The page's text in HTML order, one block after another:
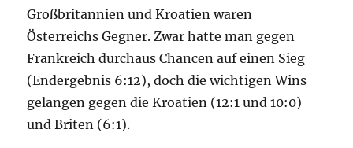
Großbritannien und Kroatien waren
Österreichs Gegner. Zwar hatte man gegen
Frankreich durchaus Chancen auf einen Sieg
(Endergebnis 6:12), doch die wichtigen Wins
gelangen gegen die Kroatien (12:1 und 10:0)
und Briten (6:1).